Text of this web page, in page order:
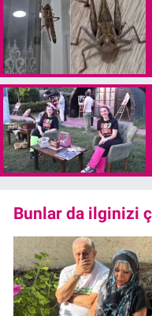
Bunlar da ilginizi